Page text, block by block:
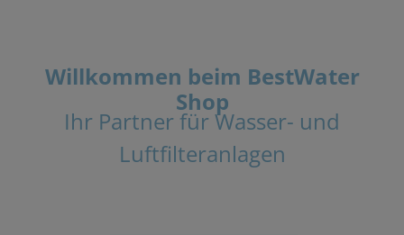
Willkommen beim BestWater
Shop
Ihr Partner für Wasser- und
Luftfilteranlagen